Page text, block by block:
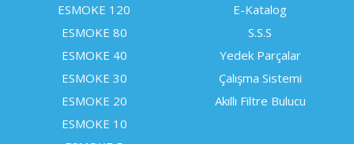
ESMOKE 120
ESMOKE 80
ESMOKE 40
ESMOKE 30
ESMOKE 20
ESMOKE 10
E-Katalog
S.S.S
Yedek Parçalar
Çalışma Sistemi
Akıllı Filtre Bulucu